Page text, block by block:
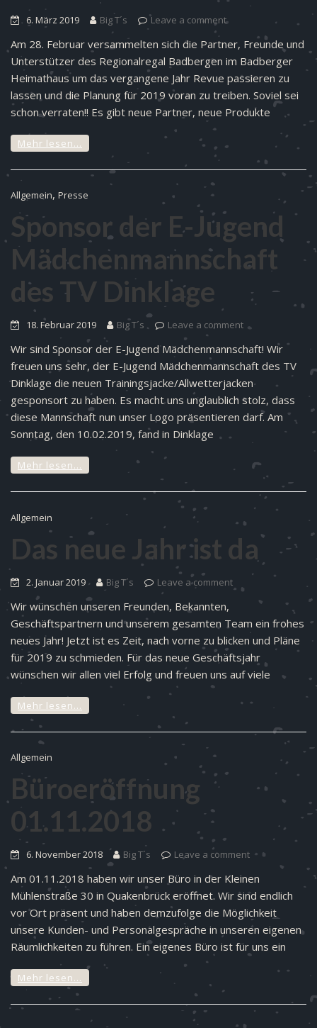
6. März 2019 Big T´s Leave a comment
Am 28. Februar versammelten sich die Partner, Freunde und
Unterstützer des Regionalregal Badbergen im Badberger
Heimathaus um das vergangene Jahr Revue passieren zu
lassen und die Planung für 2019 voran zu treiben. Soviel sei
schon verraten!! Es gibt neue Partner, neue Produkte
Mehr lesen…
Allgemein, Presse
Sponsor der E-Jugend
Mädchenmannschaft
des TV Dinklage
18. Februar 2019 Big T´s Leave a comment
Wir sind Sponsor der E-Jugend Mädchenmannschaft! Wir
freuen uns sehr, der E-Jugend Mädchenmannschaft des TV
Dinklage die neuen Trainingsjacke/Allwetterjacken
gesponsort zu haben. Es macht uns unglaublich stolz, dass
diese Mannschaft nun unser Logo präsentieren darf. Am
Sonntag, den 10.02.2019, fand in Dinklage
Mehr lesen…
Allgemein
Das neue Jahr ist da
2. Januar 2019 Big T´s Leave a comment
Wir wünschen unseren Freunden, Bekannten,
Geschäftspartnern und unserem gesamten Team ein frohes
neues Jahr! Jetzt ist es Zeit, nach vorne zu blicken und Pläne
für 2019 zu schmieden. Für das neue Geschäftsjahr
wünschen wir allen viel Erfolg und freuen uns auf viele
Mehr lesen…
Allgemein
Büroeröffnung
01.11.2018
6. November 2018 Big T´s Leave a comment
Am 01.11.2018 haben wir unser Büro in der Kleinen
Mühlenstraße 30 in Quakenbrück eröffnet. Wir sind endlich
vor Ort präsent und haben demzufolge die Möglichkeit
unsere Kunden- und Personalgespräche in unseren eigenen
Räumlichkeiten zu führen. Ein eigenes Büro ist für uns ein
Mehr lesen…